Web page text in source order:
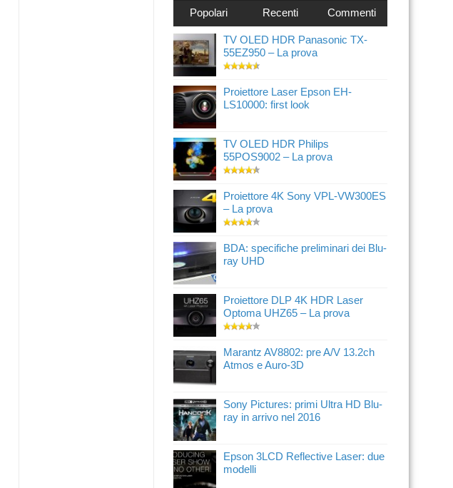
Popolari Recenti Commenti
TV OLED HDR Panasonic TX-
55EZ950 – La prova
Proiettore Laser Epson EH-
LS10000: first look
TV OLED HDR Philips
55POS9002 – La prova
Proiettore 4K Sony VPL-VW300ES
– La prova
BDA: specifiche preliminari dei Blu-
ray UHD
Proiettore DLP 4K HDR Laser
Optoma UHZ65 – La prova
Marantz AV8802: pre A/V 13.2ch
Atmos e Auro-3D
Sony Pictures: primi Ultra HD Blu-
ray in arrivo nel 2016
Epson 3LCD Reflective Laser: due
modelli